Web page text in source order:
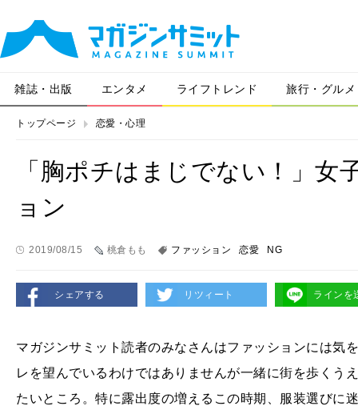
雑誌・出版 エンタメ ライフトレンド 旅行・グルメ
トップページ 恋愛・心理
「胸ポチはまじでない！」女
ョン
2019/08/15 桃倉もも ファッション 恋愛 NG
シェアする リツィート ラインを
マガジンサミット読者のみなさんはファッションには
レを望んでいるわけではありませんが一緒に街を歩くう
たいところ。特に露出度の増えるこの時期、服装選び